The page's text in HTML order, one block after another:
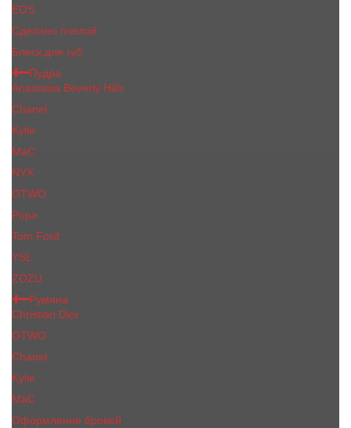
EOS
Сделано пчелой
Блеск для губ
Пудра
Anastasia Beverly Hills
Chanel
Kylie
MaC
NYX
OTWO
Pupa
Tom Ford
YSL
ZOZU
Румяна
Christian Dior
OTWO
Сhanеl
Kylie
MaC
Оформление бровей